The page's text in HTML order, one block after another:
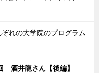
れの大学院のプログラム
酒井龍さん【後編】